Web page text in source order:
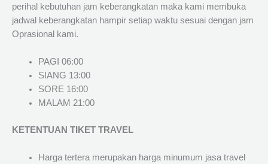
perihal kebutuhan jam keberangkatan maka kami membuka
jadwal keberangkatan hampir setiap waktu sesuai dengan jam
Oprasional kami.
PAGI 06:00
SIANG 13:00
SORE 16:00
MALAM 21:00
KETENTUAN TIKET TRAVEL
Harga tertera merupakan harga minumum jasa travel